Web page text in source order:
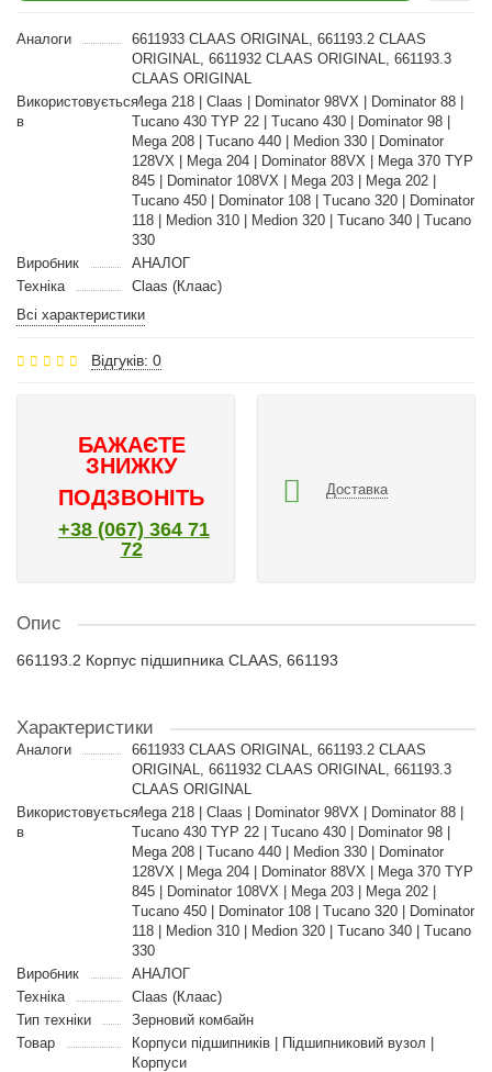
Аналоги
6611933 CLAAS ORIGINAL, 661193.2 CLAAS
ORIGINAL, 6611932 CLAAS ORIGINAL, 661193.3
CLAAS ORIGINAL
Використовується
в
Mega 218 | Claas | Dominator 98VX | Dominator 88 |
Tucano 430 TYP 22 | Tucano 430 | Dominator 98 |
Mega 208 | Tucano 440 | Medion 330 | Dominator
128VX | Mega 204 | Dominator 88VX | Mega 370 TYP
845 | Dominator 108VX | Mega 203 | Mega 202 |
Tucano 450 | Dominator 108 | Tucano 320 | Dominator
118 | Medion 310 | Medion 320 | Tucano 340 | Tucano
330
Виробник
АНАЛОГ
Техніка
Claas (Клаас)
Всі характеристики
Відгуків: 0
БАЖАЄТЕ
ЗНИЖКУ
ПОДЗВОНІТЬ
+38 (067) 364 71
72
Доставка
Опис
661193.2 Корпус підшипника CLAAS, 661193
Характеристики
Аналоги
6611933 CLAAS ORIGINAL, 661193.2 CLAAS
ORIGINAL, 6611932 CLAAS ORIGINAL, 661193.3
CLAAS ORIGINAL
Використовується
в
Mega 218 | Claas | Dominator 98VX | Dominator 88 |
Tucano 430 TYP 22 | Tucano 430 | Dominator 98 |
Mega 208 | Tucano 440 | Medion 330 | Dominator
128VX | Mega 204 | Dominator 88VX | Mega 370 TYP
845 | Dominator 108VX | Mega 203 | Mega 202 |
Tucano 450 | Dominator 108 | Tucano 320 | Dominator
118 | Medion 310 | Medion 320 | Tucano 340 | Tucano
330
Виробник
АНАЛОГ
Техніка
Claas (Клаас)
Тип техніки
Зерновий комбайн
Товар
Корпуси підшипників | Підшипниковий вузол |
Корпуси